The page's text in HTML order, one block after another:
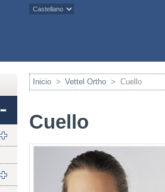
Inicio > Vettel Ortho > Cuello
Cuello